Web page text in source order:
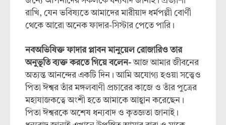
রাখি, যেন ভবিষ্যতে আমাদের মারীয়াদ ধর্মপল্লী বোর্ণী
থেকে আরো অনেক ফাদার-সিস্টার পেতে পারি।
নবঅভিষিক্ত ফাদার প্লাবন মানুয়েল রোজারিও তার
অনুভূতি ব্যক্ত করতে গিয়ে বলেন-আজ আমার জীবনের
অত্যন্ত আনন্দের একটি দিন। আমি অযোগ্য হওয়া সত্ত্বেও
পিতা ঈশ্বর তাঁর মঙ্গলবাণী প্রচারের কাজে ও তাঁর পুত্রের
মহাযাজকত্বে অংশী হতে আমাকে আহ্বান করেছেন।
পিতা ঈশ্বরকে অশেষ ধন্যবাদ ও কৃতজ্ঞতা জানাই।